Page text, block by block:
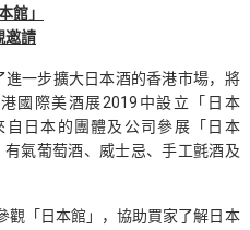
館」
邀請
進一步擴大日本酒的香港市場，將
國際美酒展2019中設立「日本
日本的團體及公司參展「日本
氣葡萄酒、威士忌、手工氈酒及
觀「日本館」，協助買家了解日本